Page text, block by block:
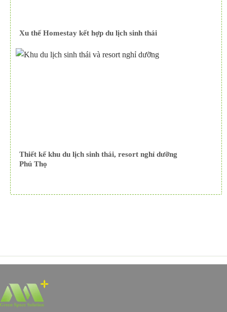
Xu thế Homestay kết hợp du lịch sinh thái
Thiết kế khu du lịch sinh thái, resort nghỉ dưỡng
Phú Thọ